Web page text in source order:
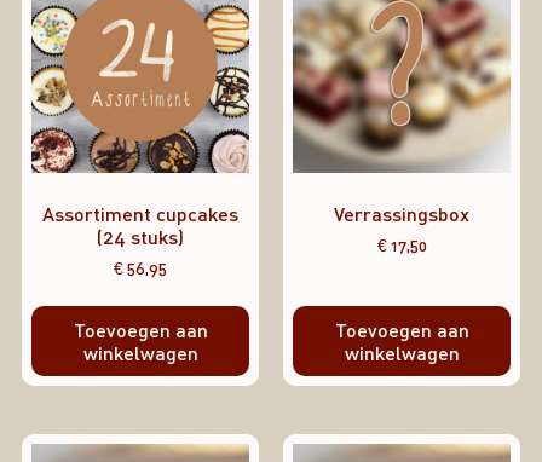
Assortiment cupcakes
(24 stuks)
€56,95
Toevoegen aan
winkelwagen
Verrassingsbox
€17,50
Toevoegen aan
winkelwagen